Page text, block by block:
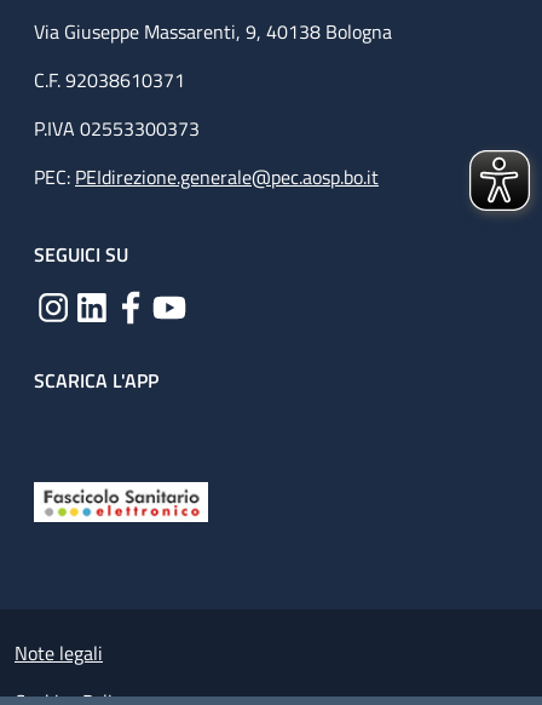
Via Giuseppe Massarenti, 9, 40138 Bologna
C.F. 92038610371
P.IVA 02553300373
PEC: PEIdirezione.generale@pec.aosp.bo.it
SEGUICI SU
SCARICA L'APP
Small prints
Note legali